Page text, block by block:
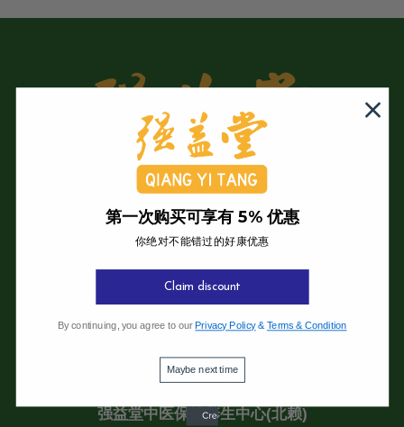
强益堂全息中医诊所
强益堂全息中医诊所(槟岛)
04-2832108
11600 Pulau Pinang.
09:30 AM - 6:00 PM
强益堂中医保健养生中心(北赖)
第一次购买可享有 5% 优惠
你绝对不能错过的好康优惠
Claim discount
By continuing, you agree to our Privacy Policy&Terms & Condition
Maybe next time